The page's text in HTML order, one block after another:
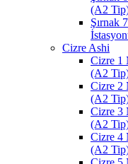
(A2
Şırnak
Cizre Ashi
Cizre 1
(A2
Cizre 2
(A2
Cizre 3
(A2
Cizre 4
(A2